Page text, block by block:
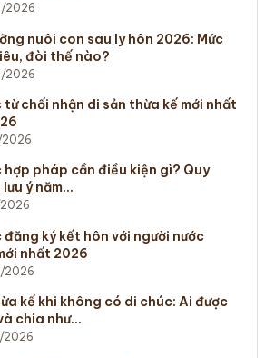
2026
nuôi con sau ly hôn 2026: Mức
đòi thế nào?
2026
từ chối nhận di sản thừa kế mới nhất
hợp pháp cần điều kiện gì? Quy
ý năm…
đăng ký kết hôn với người nước
nhất 2026
2026
kế khi không có di chúc: Ai được
chia như…
2026